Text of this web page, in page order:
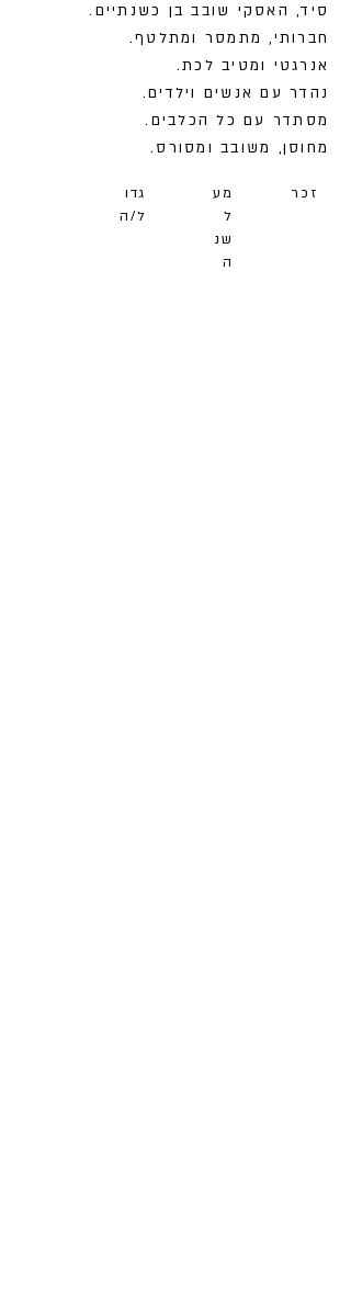
סיד, האסקי שובב בן כשנתיים.
חברותי, מתמסר ומתלטף.
אנרגטי ומטיב לכת.
נהדר עם אנשים וילדים.
מסתדר עם כל הכלבים.
מחוסן, משובב ומסורס.
גדו
ל/ה
מע
ל
שנ
ה
זכר